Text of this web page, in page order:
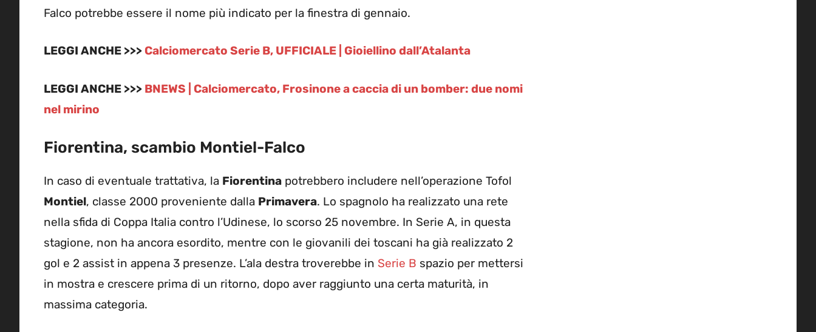
Falco potrebbe essere il nome più indicato per la finestra di gennaio.
LEGGI ANCHE >>> Calciomercato Serie B, UFFICIALE | Gioiellino dall’Atalanta
LEGGI ANCHE >>> BNEWS | Calciomercato, Frosinone a caccia di un bomber: due nomi
nel mirino
Fiorentina, scambio Montiel-Falco
In caso di eventuale trattativa, la Fiorentina potrebbero includere nell’operazione Tofol
Montiel, classe 2000 proveniente dalla Primavera. Lo spagnolo ha realizzato una rete
nella sfida di Coppa Italia contro l’Udinese, lo scorso 25 novembre. In Serie A, in questa
stagione, non ha ancora esordito, mentre con le giovanili dei toscani ha già realizzato 2
gol e 2 assist in appena 3 presenze. L’ala destra troverebbe in Serie B spazio per mettersi
in mostra e crescere prima di un ritorno, dopo aver raggiunto una certa maturità, in
massima categoria.